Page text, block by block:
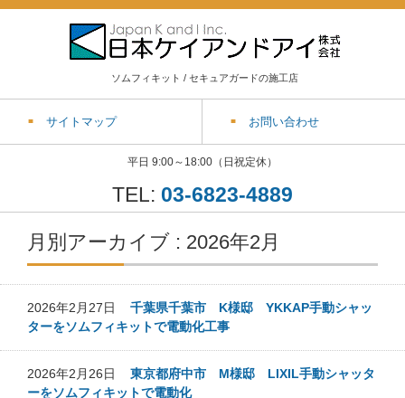
ソムフィキット / セキュアガードの施工店
サイトマップ お問い合わせ
平日 9:00～18:00（日祝定休）
TEL: 03-6823-4889
月別アーカイブ : 2026年2月
2026年2月27日 千葉県千葉市 K様邸 YKKAP手動シャッ
ターをソムフィキットで電動化工事
2026年2月26日 東京都府中市 M様邸 LIXIL手動シャッタ
ーをソムフィキットで電動化